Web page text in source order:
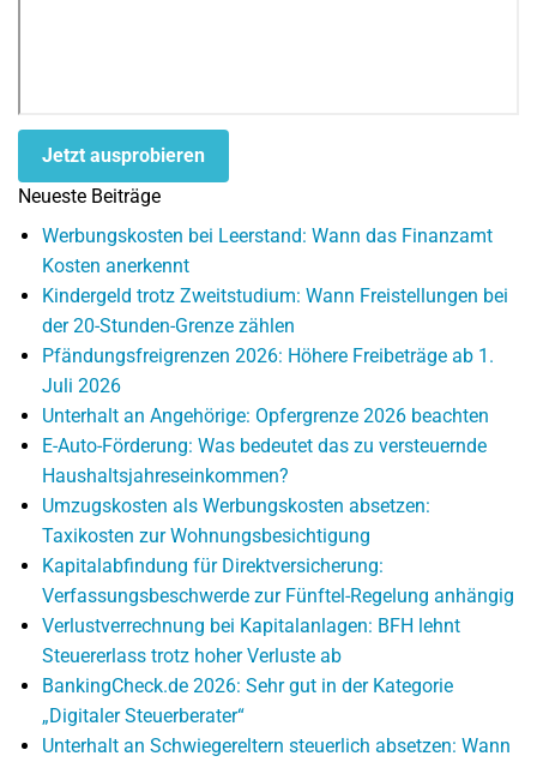
Jetzt ausprobieren
Neueste Beiträge
Werbungskosten bei Leerstand: Wann das Finanzamt
Kosten anerkennt
Kindergeld trotz Zweitstudium: Wann Freistellungen bei
der 20-Stunden-Grenze zählen
Pfändungsfreigrenzen 2026: Höhere Freibeträge ab 1.
Juli 2026
Unterhalt an Angehörige: Opfergrenze 2026 beachten
E-Auto-Förderung: Was bedeutet das zu versteuernde
Haushaltsjahreseinkommen?
Umzugskosten als Werbungskosten absetzen:
Taxikosten zur Wohnungsbesichtigung
Kapitalabfindung für Direktversicherung:
Verfassungsbeschwerde zur Fünftel-Regelung anhängig
Verlustverrechnung bei Kapitalanlagen: BFH lehnt
Steuererlass trotz hoher Verluste ab
BankingCheck.de 2026: Sehr gut in der Kategorie
„Digitaler Steuerberater“
Unterhalt an Schwiegereltern steuerlich absetzen: Wann